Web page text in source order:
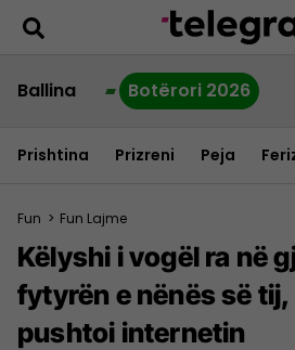
Ballina Botërori 2026
Prishtina Prizreni Peja
Fun > Fun Lajme
Këlyshi i vogël ra në
fytyrën e nënës së
pushtoi internetin